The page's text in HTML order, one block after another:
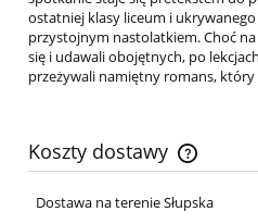
ostatniej klasy liceum i
przystojnym nastolatkiem. Choć
się i udawali obojętnych, po
przeżywali namiętny romans, który
Koszty dostawy
Cena nie zawiera ewentualnych
Dostawa na terenie Słupska